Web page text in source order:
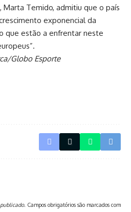
Marta Temido, admitiu que o país
exponencial da
que estão a enfrentar neste
Globo Esporte
Campos obrigatórios são marcados com